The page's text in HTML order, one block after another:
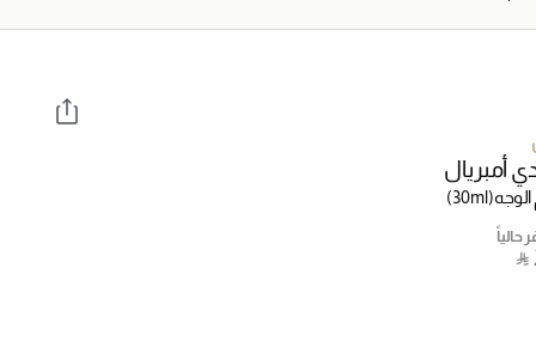
أمبريال
(30ml)
حالياً
⃁